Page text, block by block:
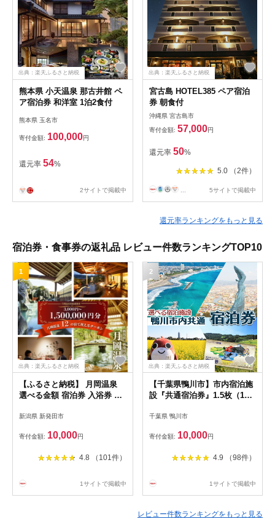
出典：楽天ふるさと納税
熊本県 小天温泉 那古井館 ペ
ア宿泊券 和洋室 1泊2食付
熊本県 玉名市
寄付金額: 100,000円
還元率 54%
2サイトで掲載中
出典：楽天ふるさと納税
宮古島 HOTEL385 ペア宿泊
券 朝食付
沖縄県 宮古島市
寄付金額: 57,000円
還元率 50%
5.0 （2件）
... 5サイトで掲載中
還元率ランキングをもっと見る
宿泊券・食事券の返礼品 レビュー件数ランキングTOP10
1
出典：楽天ふるさと納税
【ふるさと納税】 月岡温泉
選べる金額 宿泊券 入浴券 利
行券 利用券 温泉 露天風呂 旅
ラベル チケット 遊ぶ 食べる
老舗 観光 国内旅行 ゴルフ 国
新潟県 新発田市
寄付金額: 10,000円
4.8 （101件）
1サイトで掲載中
2
出典：楽天ふるさと納税
【千葉県鴨川市】市内宿泊施
設『共通宿泊券』1.5枚（1万
千葉県 鴨川市
寄付金額: 10,000円
4.9 （98件）
1サイトで掲載中
レビュー件数ランキングをもっと見る